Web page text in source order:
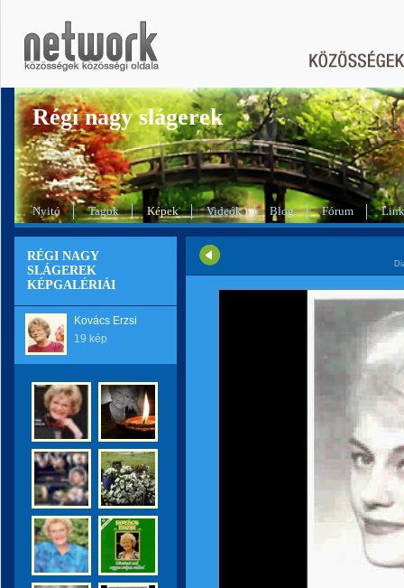
Régi nagy slágerek
Nyitó Tagok Képek Videók Blog Fórum
RÉGI NAGY
SLÁGEREK
KÉPGALÉRIÁI
Kovács Erzsi
19 kép